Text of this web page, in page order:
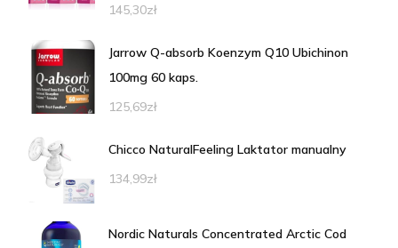
145,30zł
Jarrow Q-absorb Koenzym Q10 Ubichinon
100mg 60 kaps.
125,69zł
Chicco NaturalFeeling Laktator manualny
134,99zł
Nordic Naturals Concentrated Arctic Cod